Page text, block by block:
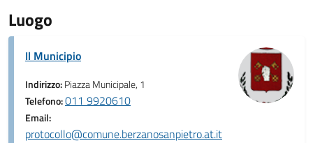
Luogo
Il Municipio
Indirizzo:Piazza Municipale, 1
Telefono:011 9920610
Email:
protocollo@comune.berzanosanpietro.at.it